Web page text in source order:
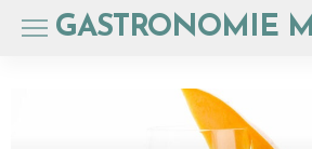
GASTRONOMIE